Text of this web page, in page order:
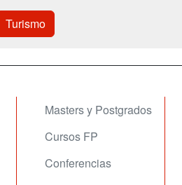
Turismo
Masters y Postgrados
Cursos FP
Conferencias